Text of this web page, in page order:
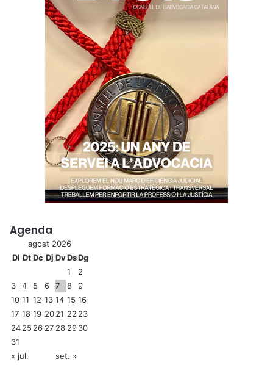
Agenda
agost 2026
Dl DtDc Dj DvDsDg
1
2
3
4 5 6 7 8
9
10 11 12 13 14 15 16
17 18 19 2021 22 23
2425 26 27 28 2930
31
« jul.
set. »